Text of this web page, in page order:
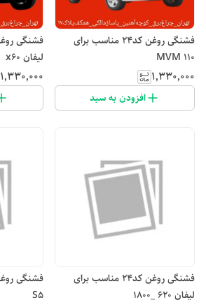
فشنگی روغن کد۲۴ مناسب برای
MVM 110
۱٬۳۳۰٬۰۰۰
افزودن به سبد
لیفان x60
۱٬۳۳۰٬۰۰۰
فشنگی روغن کد۲۴ مناسب برای
لیفان ۶۲۰ _۱۸۰۰
S5